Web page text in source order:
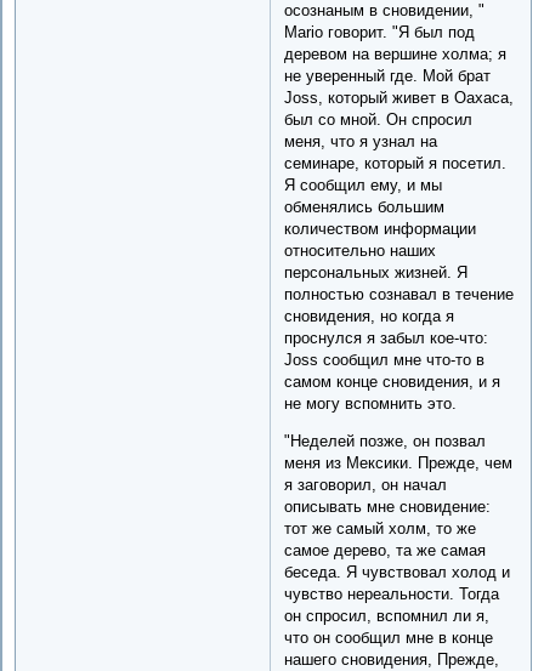
осознаным в сновидении, "
Mario говорит. "Я был под
деревом на вершине холма; я
не уверенный где. Мой брат
Joss, который живет в Oaxaca,
был со мной. Он спросил
меня, что я узнал на
семинаре, который я посетил.
Я сообщил ему, и мы
обменялись большим
количеством информации
относительно наших
персональных жизней. Я
полностью сознавал в течение
сновидения, но когда я
проснулся я забыл кое-что:
Joss сообщил мне что-то в
самом конце сновидения, и я
не могу вспомнить это.
"Неделей позже, он позвал
меня из Мексики. Прежде, чем
я заговорил, он начал
описывать мне сновидение:
тот же самый холм, то же
самое дерево, та же самая
беседа. Я чувствовал холод и
чувство нереальности. Тогда
он спросил, вспомнил ли я,
что он сообщил мне в конце
нашего сновидения, Прежде,